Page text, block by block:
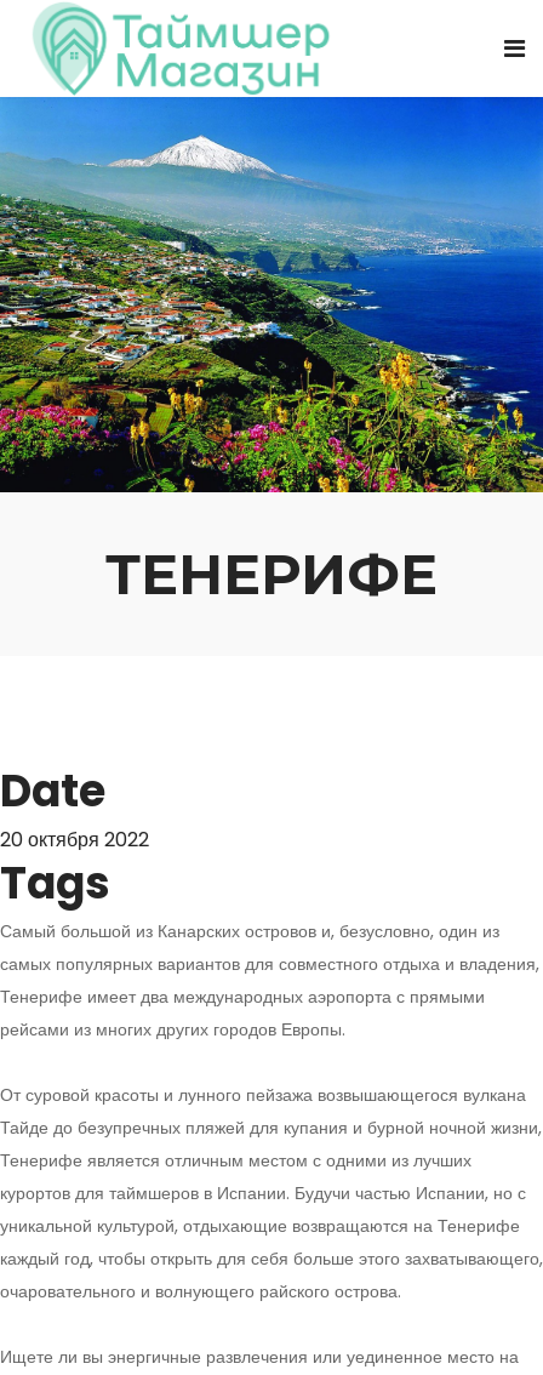
ТЕНЕРИФЕ
Date
20 октября 2022
Tags
Самый большой из Канарских островов и, безусловно, один из
самых популярных вариантов для совместного отдыха и владения,
Тенерифе имеет два международных аэропорта с прямыми
рейсами из многих других городов Европы.
От суровой красоты и лунного пейзажа возвышающегося вулкана
Тайде до безупречных пляжей для купания и бурной ночной жизни,
Тенерифе является отличным местом с одними из лучших
курортов для таймшеров в Испании. Будучи частью Испании, но с
уникальной культурой, отдыхающие возвращаются на Тенерифе
каждый год, чтобы открыть для себя больше этого захватывающего,
очаровательного и волнующего райского острова.
Ищете ли вы энергичные развлечения или уединенное место на